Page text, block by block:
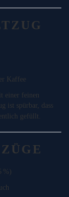
Kaffee
einer feinen
ist spürbar, dass
gefüllt.
%)